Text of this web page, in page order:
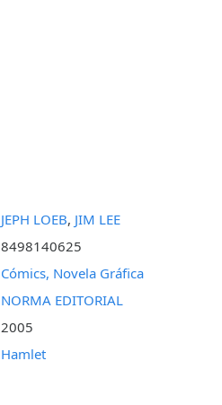
JEPH LOEB, JIM LEE
8498140625
Cómics, Novela Gráfica
NORMA EDITORIAL
2005
Hamlet